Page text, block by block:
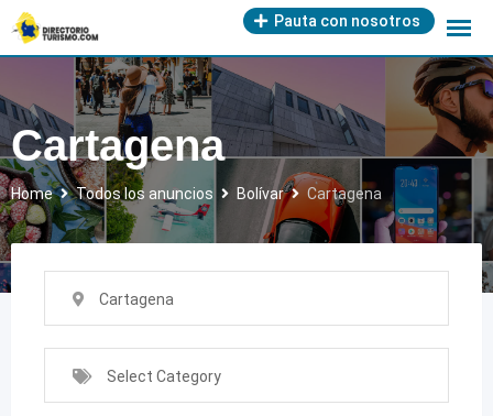
Skip
to
content
Pauta con nosotros
Cartagena
Home Todos los anuncios Bolívar Cartagena
Cartagena
Select Category